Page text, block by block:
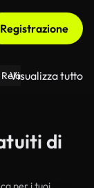
Registrazione
Il
Visualizza tutto
di